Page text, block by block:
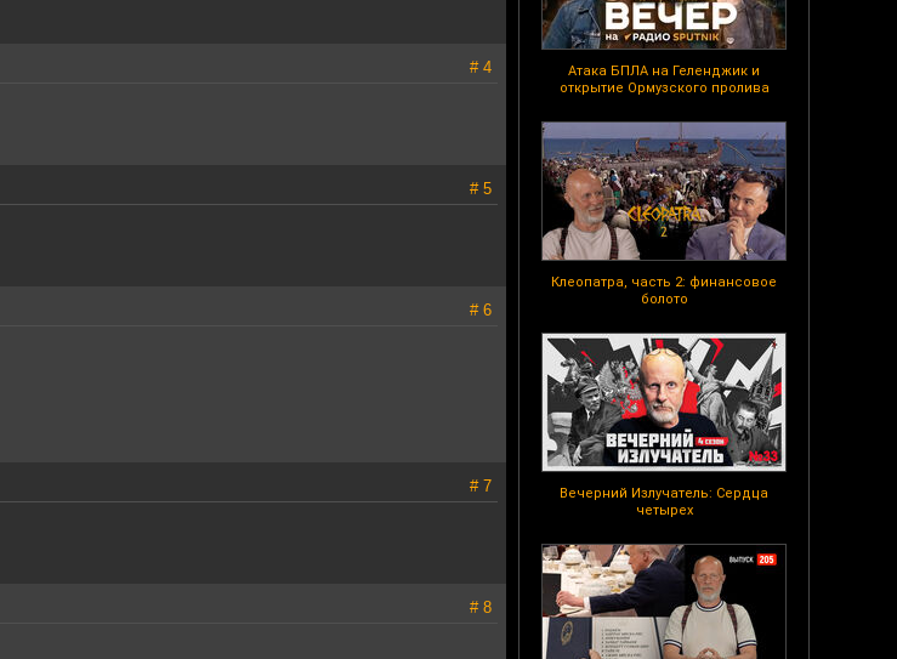
Атака БПЛА на Геленджик и
открытие Ормузского пролива
Клеопатра, часть 2: финансовое
болото
Вечерний Излучатель: Сердца
четырех
# 4
# 5
# 6
# 7
# 8